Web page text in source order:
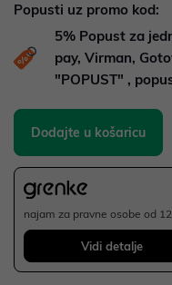
Popusti uz promo kod:
5% Popust za
pay, Virman,
"POPUST" ,
Dodajte u košaricu
najam za pravne osobe od
Vidi detalje